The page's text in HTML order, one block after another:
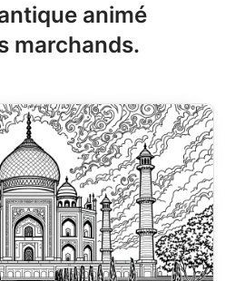
animé
marchands.